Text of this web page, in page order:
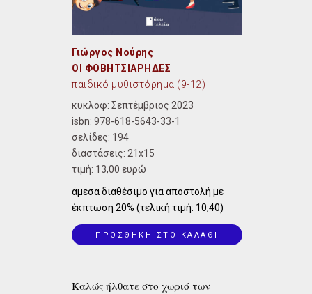
κυκλοφ: Σεπτέμβριος 2023
isbn: 978-618-5643-33-1
σελίδες: 194
διαστάσεις: 21x15
τιμή: 13,00 ευρώ
Καλώς ήλθατε στο χωριό των
ΠΡΟΣΘΗΚΗ ΣΤΟ ΚΑΛΑΘΙ
Γιώργος Νούρης
ΟΙ ΦΟΒΗΤΣΙΑΡΗΔΕΣ
παιδικό μυθιστόρημα (9-12)
άμεσα διαθέσιμο για αποστολή με
έκπτωση 20% (τελική τιμή: 10,40)